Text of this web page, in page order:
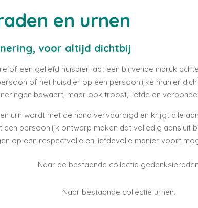
en urnen
voor altijd dichtbij
of een geliefd huisdier laat een blijvende indruk
of het huisdier op een persoonlijke manier
bewaart, maar ook troost, liefde en
urn wordt met de hand vervaardigd en krijgt alle
persoonlijk ontwerp maken dat volledig aansluit
op een respectvolle en liefdevolle manier voort
Naar de bestaande collectie
Naar bestaande collectie urnen.